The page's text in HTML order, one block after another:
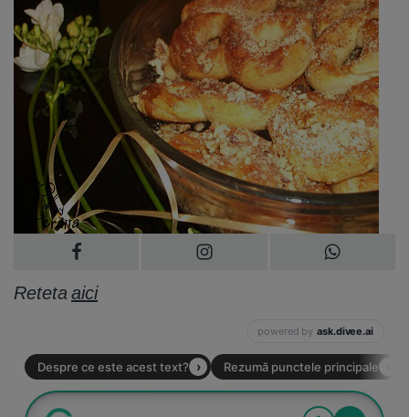
Retetaaici